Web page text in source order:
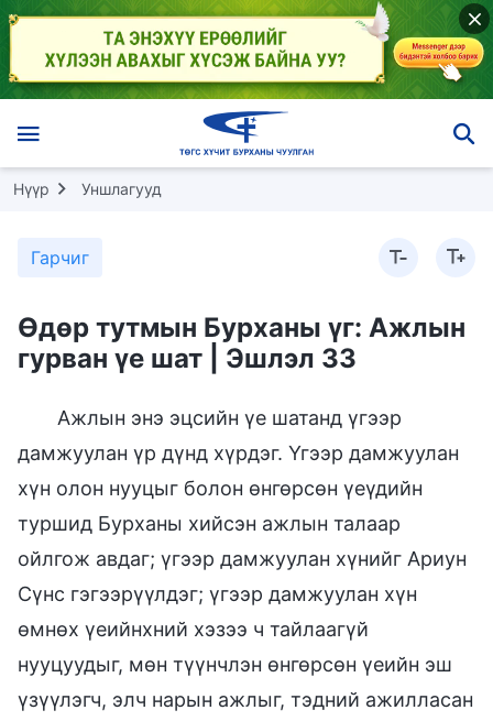
Нүүр Уншлагууд
Гарчиг
Өдөр тутмын Бурханы үг: Ажлын
гурван үе шат | Эшлэл 33
Ажлын энэ эцсийн үе шатанд үгээр
дамжуулан үр дүнд хүрдэг. Үгээр дамжуулан
хүн олон нууцыг болон өнгөрсөн үеүдийн
туршид Бурханы хийсэн ажлын талаар
ойлгож авдаг; үгээр дамжуулан хүнийг Ариун
Сүнс гэгээрүүлдэг; үгээр дамжуулан хүн
өмнөх үеийнхний хэзээ ч тайлаагүй
нууцуудыг, мөн түүнчлэн өнгөрсөн үеийн эш
үзүүлэгч, элч нарын ажлыг, тэдний ажилласан